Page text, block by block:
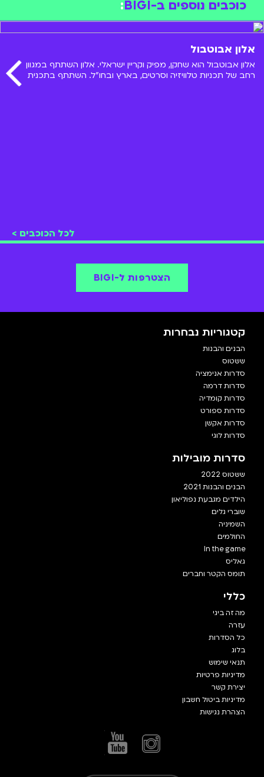
כוכבים נוספים ב-BIGI :
אלון אבוטבול
אלון אבוטבול הוא שחקן, מפיק וקריין ישראלי. אלון השתתף במגוון
רחב של תכניות טלוויזיה וסרטים, בארץ ובחו"ל. השתתף בתכנית
"אלכס בעד ונגד" ששודרה בערוץ הילדים. בואו להכיר אותו מקרוב!
לכל הכוכבים >
הצטרפות ל-BIGI
קטגוריות נבחרות
הבנים והבנות
ששטוס
סדרות אנימציה
סדרות דרמה
סדרות קומדיה
סדרות ספורט
סדרות אקשן
סדרות לוגי
סדרות מובילות
ששטוס 2022
הבנים והבנות 2021
הילדים מגבעת נפוליאון
שוברי גלים
השמיניה
החולמים
In the game
גאליס
תומס הקטר וחברים
כללי
מה זה ביגי
עזרה
כל הסדרות
בלוג
תנאי שימוש
מדיניות פרטיות
יצירת קשר
מדיניות ביטול חשבון
הצהרת נגישות